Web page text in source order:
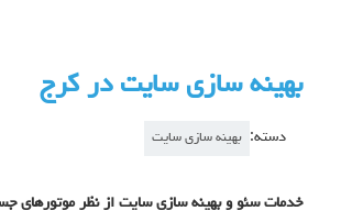
بهینه سازی سایت در کرج
دسته: بهینه سازی سایت
خدمات سئو و بهینه سازی سایت از نظر موتورهای